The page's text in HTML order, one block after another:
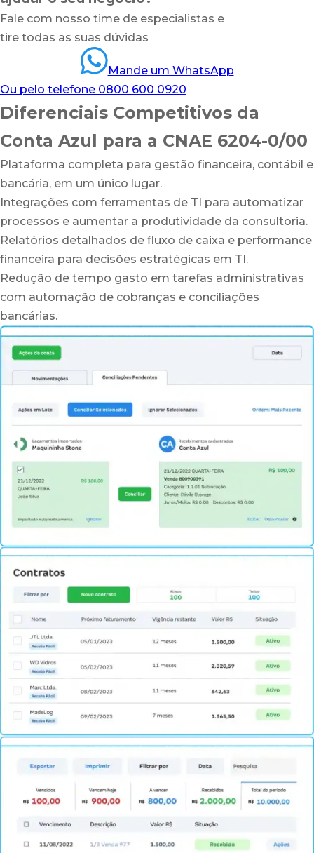
Fale com nosso time de especialistas e
tire todas as suas dúvidas
Mande um WhatsApp
Ou pelo telefone 0800 600 0920
Diferenciais Competitivos da
Conta Azul para a CNAE 6204-0/00
Plataforma completa para gestão financeira, contábil e
bancária, em um único lugar.
Integrações com ferramentas de TI para automatizar
processos e aumentar a produtividade da consultoria.
Relatórios detalhados de fluxo de caixa e performance
financeira para decisões estratégicas em TI.
Redução de tempo gasto em tarefas administrativas
com automação de cobranças e conciliações
bancárias.